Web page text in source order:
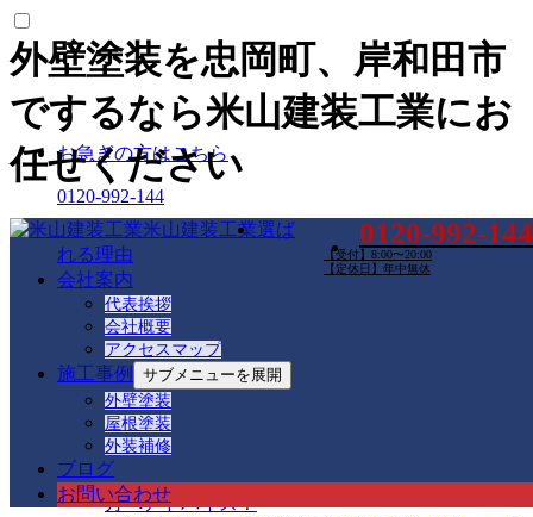
外壁塗装を忠岡町、岸和田市
でするなら米山建装工業にお
任せください
米山建装工業 0120-992-144
【受付】8:00〜20:00
【定休日】年中無休
選ば
れる理由
会社案内
代表挨拶
会社概要
アクセスマップ
施工事例
サブメニューを展開
外壁塗装
屋根塗装
外装補修
ブログ
お問い合わせ
お急ぎの方はこちら
0120-992-144
メールでのご相談はこちら
お問い合わせ
最新の投稿
外壁塗装工事は屋根や付帯部分も塗装が必要？忠
岡町・岸和田市・貝塚市・泉大津市の皆さんへ詳
しく解説！
屋根の色はどう選ぶ？外壁との相性を考えた色選
びとは？忠岡町・岸和田市・貝塚市・泉大津市の
方へアドバイス！